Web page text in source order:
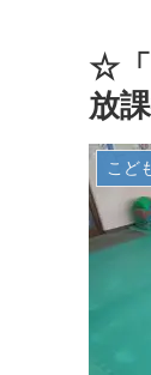
☆「
放
こど